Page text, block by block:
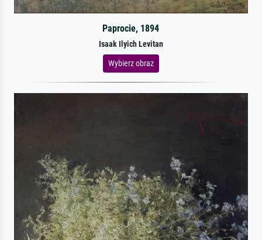
Paprocie, 1894
Isaak Ilyich Levitan
Wybierz obraz